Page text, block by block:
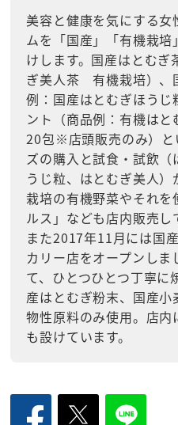
美容と健康を気にする
ムを「国産」「有機栽
けします。国産はとむ
ぎ美人茶 有機栽培）、
例：国産はとむぎほう
ント（商品例：有機は
20包※店頭販売のみ）と
ズの購入と試食・試飲
うじ粒、はとむぎ美人
栽培の有機野菜やそれ
ルス」なども店内販売し
また2017年11月には国
カリー店をオープンし
て、ひとつひとつ丁寧に
産はとむぎ粉末、国産
物性原料のみ使用。店内
も設けています。